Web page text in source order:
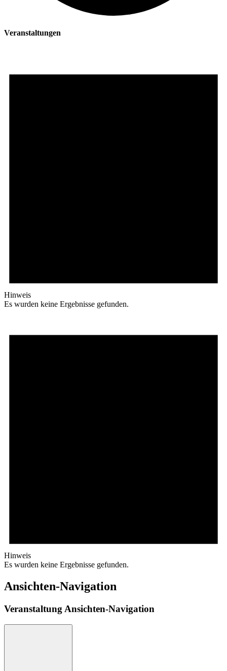
Veranstaltungen
Hinweis
Es wurden keine Ergebnisse gefunden.
Hinweis
Es wurden keine Ergebnisse gefunden.
Ansichten-Navigation
Veranstaltung Ansichten-Navigation